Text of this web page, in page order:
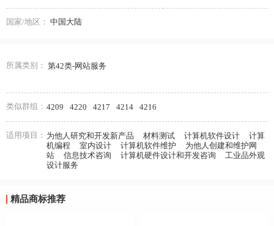
国家/地区： 中国大陆
所属类别： 第42类-网站服务
类似群组： 4209 4220 4217 4214 4216
适用项目： 为他人研究和开发新产品 材料测试 计算机软件设计
计算
机编程
室内设计 计算机软件维护
为他人创建和维护网
站
信息技术咨询 计算机硬件设计和开发咨询
工业品外观
设计服务
精品商标推荐